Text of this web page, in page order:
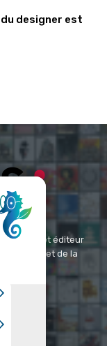
designer est
1994 et éditeur
l'image et de la